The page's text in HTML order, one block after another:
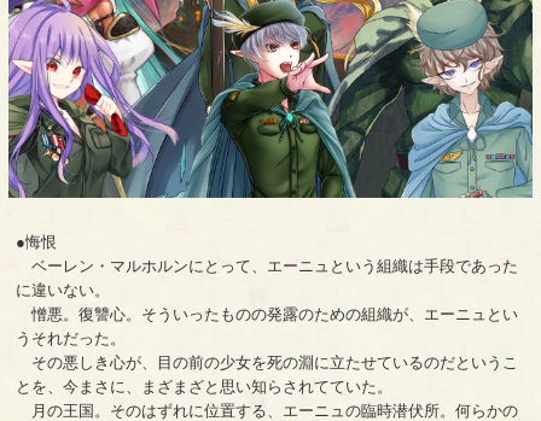
●悔恨
ベーレン・マルホルンにとって、エーニュという組織は手段であった
に違いない。
憎悪。復讐心。そういったものの発露のための組織が、エーニュとい
うそれだった。
その悪しき心が、目の前の少女を死の淵に立たせているのだというこ
とを、今まさに、まざまざと思い知らされてていた。
月の王国。そのはずれに位置する、エーニュの臨時潜伏所。何らかの